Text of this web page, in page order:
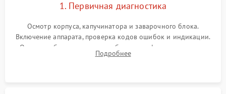
1. Первичная диагностика
Осмотр корпуса, капучинатора и заварочного блока.
Включение аппарата, проверка кодов ошибок и индикации.
Оценка работы помпы, термоблока и кофемолки на слух.
Измерение температуры и давления воды для выявления
Подробнее